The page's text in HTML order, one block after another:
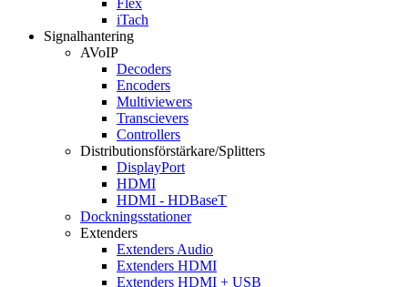
Flex
iTach
Signalhantering
AVoIP
Decoders
Encoders
Multiviewers
Transcievers
Controllers
Distributionsförstärkare/Splitters
DisplayPort
HDMI
HDMI - HDBaseT
Dockningsstationer
Extenders
Extenders Audio
Extenders HDMI
Extenders HDMI + USB